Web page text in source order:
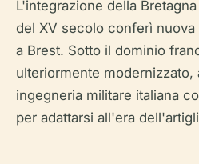
L'integrazione della
del XV secolo conferì
a Brest. Sotto il dominio
ulteriormente
ingegneria militare italiana
per adattarsi all'era